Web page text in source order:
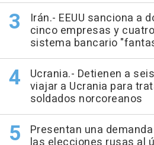
Irán.- EEUU sanciona a
cinco empresas y
sistema bancario
Ucrania.- Detienen a
viajar a Ucrania para
soldados norcoreanos
Presentan una